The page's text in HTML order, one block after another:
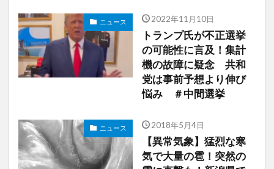
ニュース 2022年11月10日
トランプ氏が不正選挙
の可能性に言及！集計
機の故障に疑念 共和
党は事前予想より伸び
悩み ＃中間選挙
ニュース 2018年5月4日
【異常気象】猛烈な寒
気で大量の雹！突然の